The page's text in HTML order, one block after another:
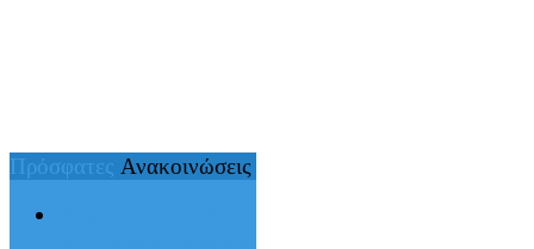
Πρόσφατες Ανακοινώσεις